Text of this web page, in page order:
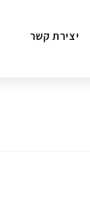
יצירת קשר